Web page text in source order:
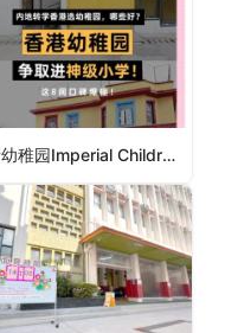
茵晴幼稚园Imperial Children Kindergarten（九龙城区幼稚园）